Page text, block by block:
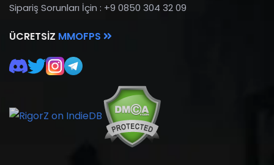
Sipariş Sorunları İçin : +9 0850 304 32 09
ÜCRETSIZ MMOFPS